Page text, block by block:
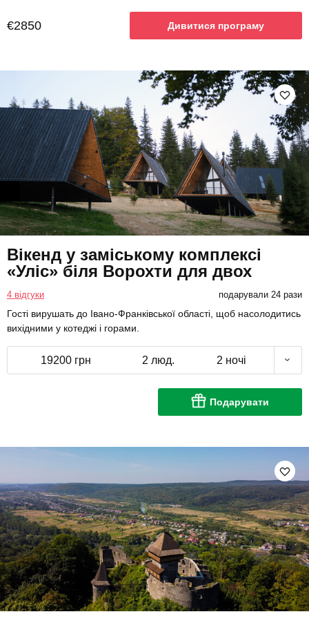
€2850 Дивитися програму
Вікенд у заміському комплексі
«Уліс» біля Ворохти для двох
4 відгуки подарували 24 рази
Гості вирушать до Івано-Франківської області, щоб насолодитись
вихідними у котеджі і горами.
19200 грн 2 люд. 2 ночі
Подарувати